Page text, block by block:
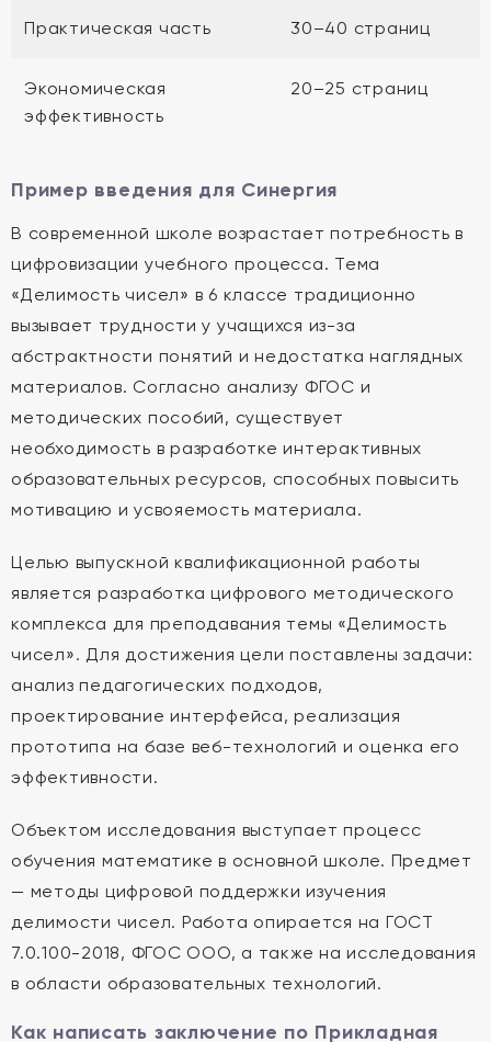
Практическая часть 30–40 страниц
Экономическая
эффективность
20–25 страниц
Пример введения для Синергия
В современной школе возрастает потребность в
цифровизации учебного процесса. Тема
«Делимость чисел» в 6 классе традиционно
вызывает трудности у учащихся из-за
абстрактности понятий и недостатка наглядных
материалов. Согласно анализу ФГОС и
методических пособий, существует
необходимость в разработке интерактивных
образовательных ресурсов, способных повысить
мотивацию и усвояемость материала.
Целью выпускной квалификационной работы
является разработка цифрового методического
комплекса для преподавания темы «Делимость
чисел». Для достижения цели поставлены задачи:
анализ педагогических подходов,
проектирование интерфейса, реализация
прототипа на базе веб-технологий и оценка его
эффективности.
Объектом исследования выступает процесс
обучения математике в основной школе. Предмет
— методы цифровой поддержки изучения
делимости чисел. Работа опирается на ГОСТ
7.0.100-2018, ФГОС ООО, а также на исследования
в области образовательных технологий.
Как написать заключение по Прикладная